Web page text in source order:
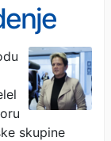
skupine